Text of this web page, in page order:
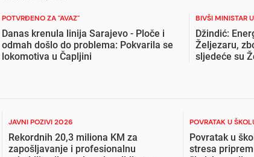
POTVRĐENO ZA "AVAZ"
Danas krenula linija Sarajevo - Ploče i
odmah došlo do problema: Pokvarila se
lokomotiva u Čapljini
BIVŠI MINISTAR
Džindić:
Željezaru,
sljedeće su
JAVNI POZIVI 2026
Rekordnih 20,3 miliona KM za
zapošljavanje i profesionalnu
POVRATAK U
Povratak u
stresa